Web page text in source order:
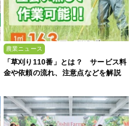
農業ニュース
「草刈り110番」とは？ サービス料
金や依頼の流れ、注意点などを解説